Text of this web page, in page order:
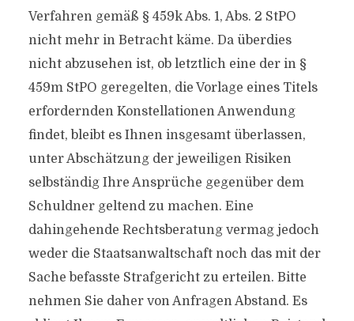
Verfahren gemäß § 459k Abs. 1, Abs. 2 StPO
nicht mehr in Betracht käme. Da überdies
nicht abzusehen ist, ob letztlich eine der in §
459m StPO geregelten, die Vorlage eines Titels
erfordernden Konstellationen Anwendung
findet, bleibt es Ihnen insgesamt überlassen,
unter Abschätzung der jeweiligen Risiken
selbständig Ihre Ansprüche gegenüber dem
Schuldner geltend zu machen. Eine
dahingehende Rechtsberatung vermag jedoch
weder die Staatsanwaltschaft noch das mit der
Sache befasste Strafgericht zu erteilen. Bitte
nehmen Sie daher von Anfragen Abstand. Es